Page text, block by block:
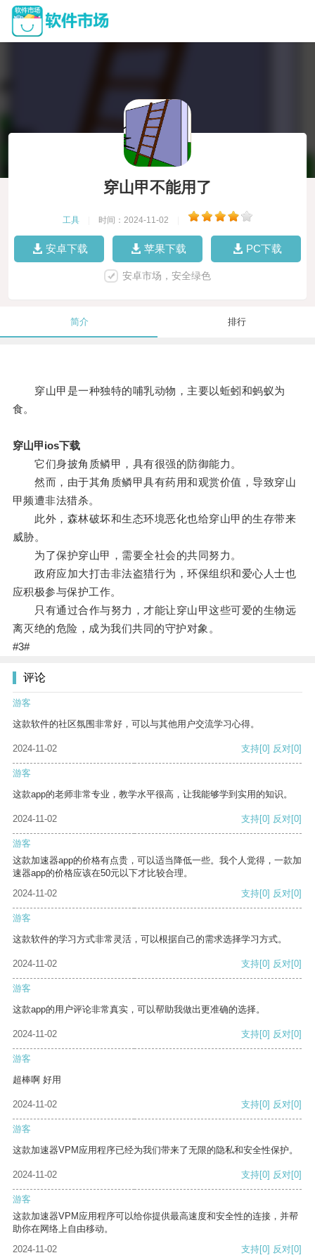
穿山甲不能用了
工具 时间：2024-11-02
安卓下载 苹果下载 PC下载
安卓市场，安全绿色
简介 排行
穿山甲是一种独特的哺乳动物，主要以蚯蚓和蚂蚁为
食。
穿山甲ios下载
它们身披角质鳞甲，具有很强的防御能力。
然而，由于其角质鳞甲具有药用和观赏价值，导致穿山
甲频遭非法猎杀。
此外，森林破坏和生态环境恶化也给穿山甲的生存带来
威胁。
为了保护穿山甲，需要全社会的共同努力。
政府应加大打击非法盗猎行为，环保组织和爱心人士也
应积极参与保护工作。
只有通过合作与努力，才能让穿山甲这些可爱的生物远
离灭绝的危险，成为我们共同的守护对象。
#3#
评论
游客
这款软件的社区氛围非常好，可以与其他用户交流学习心得。
2024-11-02 支持[0] 反对[0]
游客
这款app的老师非常专业，教学水平很高，让我能够学到实用的知识。
2024-11-02 支持[0] 反对[0]
游客
这款加速器app的价格有点贵，可以适当降低一些。我个人觉得，一款加
速器app的价格应该在50元以下才比较合理。
2024-11-02
支持[0] 反对[0]
游客
这款软件的学习方式非常灵活，可以根据自己的需求选择学习方式。
2024-11-02 支持[0] 反对[0]
游客
这款app的用户评论非常真实，可以帮助我做出更准确的选择。
2024-11-02 支持[0] 反对[0]
游客
超棒啊 好用
2024-11-02 支持[0] 反对[0]
游客
这款加速器VPM应用程序已经为我们带来了无限的隐私和安全性保护。
2024-11-02 支持[0] 反对[0]
游客
这款加速器VPM应用程序可以给你提供最高速度和安全性的连接，并帮
助你在网络上自由移动。
2024-11-02
支持[0] 反对[0]